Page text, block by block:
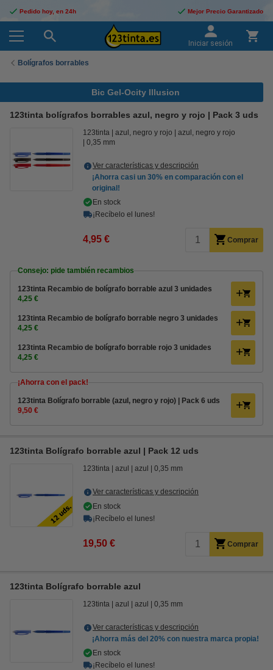
Pedido hoy, en 24h Mejor Precio Garantizado
Iniciar sesión
Bolígrafos borrables
Bic Gel-Ocity Illusion
123tinta bolígrafos borrables azul, negro y rojo | Pack 3 uds
123tinta azul, negro y rojo
azul, negro y rojo
0,35 mm
Ver características y descripción
¡Ahorra casi un 30% en comparación con el
original!
En stock
¡Recíbelo el lunes!
4,95 € Comprar
Consejo: pide también recambios
123tinta Recambio de bolígrafo borrable azul 3 unidades
4,25 €
123tinta Recambio de bolígrafo borrable negro 3 unidades
4,25 €
123tinta Recambio de bolígrafo borrable rojo 3 unidades
4,25 €
¡Ahorra con el pack!
123tinta Bolígrafo borrable (azul, negro y rojo) | Pack 6 uds
9,50 €
123tinta Bolígrafo borrable azul | Pack 12 uds
123tinta azul azul 0,35 mm
Ver características y descripción
En stock
¡Recíbelo el lunes!
19,50 € Comprar
123tinta Bolígrafo borrable azul
123tinta azul azul 0,35 mm
Ver características y descripción
¡Ahorra más del 20% con nuestra marca propia!
En stock
¡Recíbelo el lunes!